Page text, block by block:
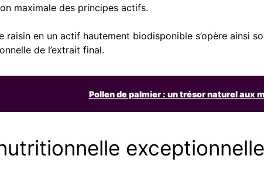
maximale des principes actifs.
en un actif hautement biodisponible s’opère ainsi
de l’extrait final.
Pollen de palmier : un trésor naturel aux